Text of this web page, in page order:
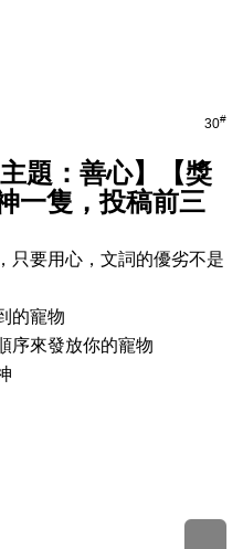
30#
題：善心】【獎
一隻，投稿前三
只要用心，文詞的優劣不是
的寵物
序來發放你的寵物